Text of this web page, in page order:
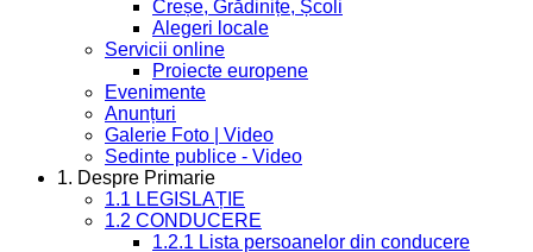
Creșe, Grădinițe, Școli
Alegeri locale
Servicii online
Proiecte europene
Evenimente
Anunțuri
Galerie Foto | Video
Sedinte publice - Video
1. Despre Primarie
1.1 LEGISLAȚIE
1.2 CONDUCERE
1.2.1 Lista persoanelor din conducere